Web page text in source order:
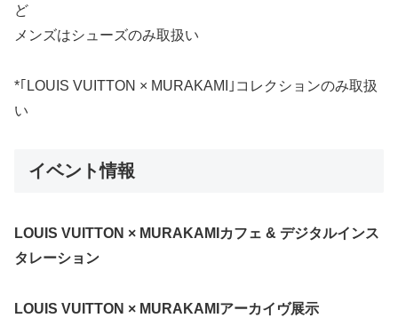
ど
メンズはシューズのみ取扱い
*｢LOUIS VUITTON × MURAKAMI｣コレクションのみ取扱
い
イベント情報
LOUIS VUITTON × MURAKAMIカフェ & デジタルインス
タレーション
LOUIS VUITTON × MURAKAMIアーカイヴ展示